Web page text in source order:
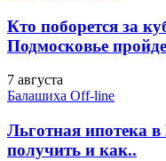
Кто поборется за
Подмосковье
7 августа
Балашиха Off-line
Льготная ипотека
получить и как..